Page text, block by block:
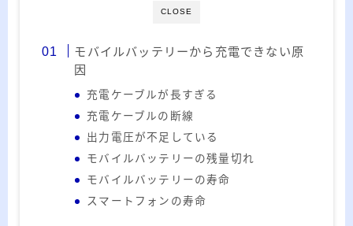
や生活関連、趣味の1つである観賞魚などの記事
を書いています。
≫詳しいプロフィールを見る
CLOSE
モバイルバッテリーから充電できない原
因
充電ケーブルが長すぎる
充電ケーブルの断線
出力電圧が不足している
モバイルバッテリーの残量切れ
モバイルバッテリーの寿命
スマートフォンの寿命